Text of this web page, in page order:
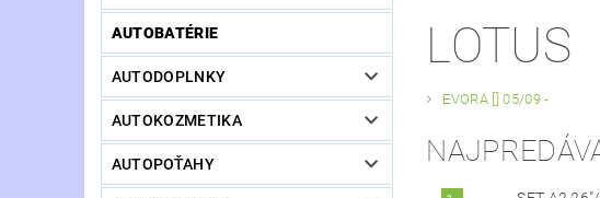
AUTOBATÉRIE
AUTODOPLNKY
AUTOKOZMETIKA
AUTOPOŤAHY
LOTUS
EVORA [] 05/09 -